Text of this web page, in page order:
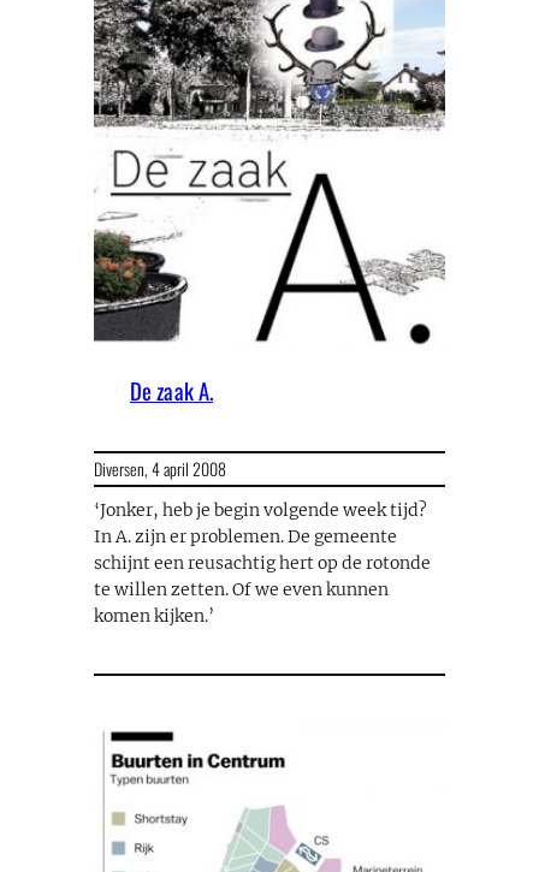
De zaak A.
Diversen,4 april 2008
‘Jonker, heb je begin volgende week tijd?
In A. zijn er problemen. De gemeente
schijnt een reusachtig hert op de rotonde
te willen zetten. Of we even kunnen
komen kijken.’